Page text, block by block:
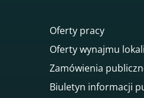
Oferty pracy
Oferty wynajmu lokali
Zamówienia
Biuletyn informacji